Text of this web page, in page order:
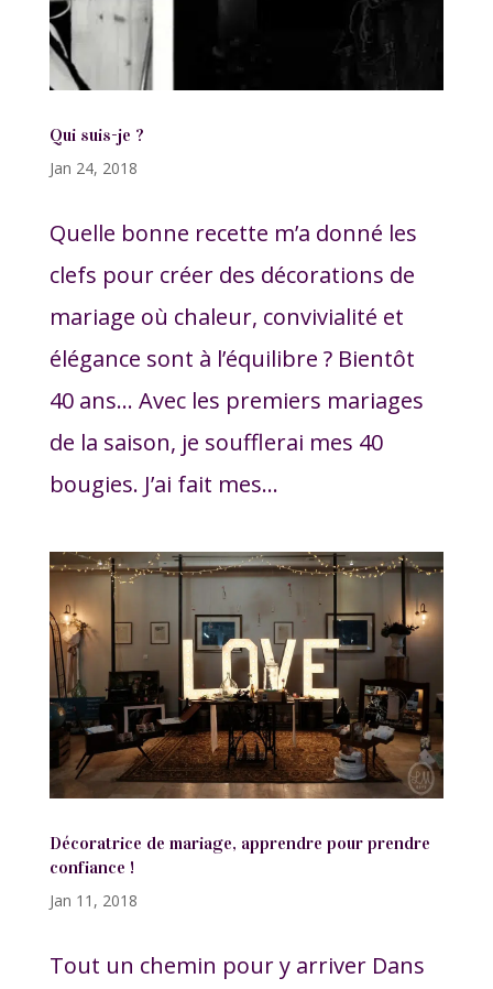
Qui suis-je ?
Jan 24, 2018
Quelle bonne recette m’a donné les
clefs pour créer des décorations de
mariage où chaleur, convivialité et
élégance sont à l’équilibre ? Bientôt
40 ans… Avec les premiers mariages
de la saison, je soufflerai mes 40
bougies. J’ai fait mes...
Décoratrice de mariage, apprendre pour prendre
confiance !
Jan 11, 2018
Tout un chemin pour y arriver Dans